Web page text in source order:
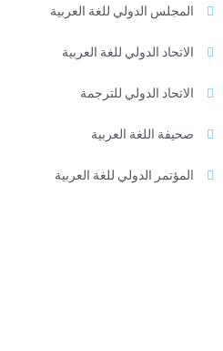
المجلس الدولي للغة العربية
الاتحاد الدولي للغة العربية
الاتحاد الدولي للترجمة
صحيفة اللغة العربية
المؤتمر الدولي للغة العربية